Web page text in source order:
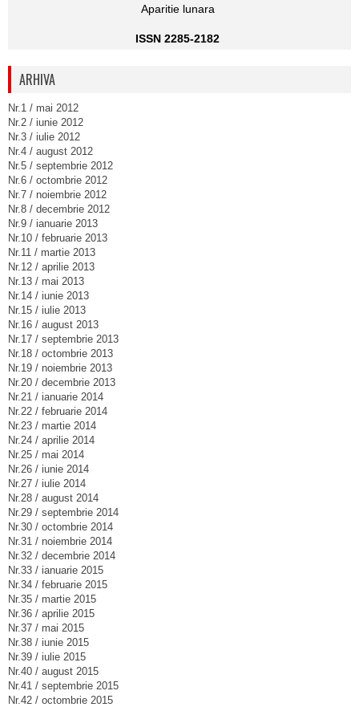
Aparitie lunara
ISSN 2285-2182
ARHIVA
Nr.1 / mai 2012
Nr.2 / iunie 2012
Nr.3 / iulie 2012
Nr.4 / august 2012
Nr.5 / septembrie 2012
Nr.6 / octombrie 2012
Nr.7 / noiembrie 2012
Nr.8 / decembrie 2012
Nr.9 / ianuarie 2013
Nr.10 / februarie 2013
Nr.11 / martie 2013
Nr.12 / aprilie 2013
Nr.13 / mai 2013
Nr.14 / iunie 2013
Nr.15 / iulie 2013
Nr.16 / august 2013
Nr.17 / septembrie 2013
Nr.18 / octombrie 2013
Nr.19 / noiembrie 2013
Nr.20 / decembrie 2013
Nr.21 / ianuarie 2014
Nr.22 / februarie 2014
Nr.23 / martie 2014
Nr.24 / aprilie 2014
Nr.25 / mai 2014
Nr.26 / iunie 2014
Nr.27 / iulie 2014
Nr.28 / august 2014
Nr.29 / septembrie 2014
Nr.30 / octombrie 2014
Nr.31 / noiembrie 2014
Nr.32 / decembrie 2014
Nr.33 / ianuarie 2015
Nr.34 / februarie 2015
Nr.35 / martie 2015
Nr.36 / aprilie 2015
Nr.37 / mai 2015
Nr.38 / iunie 2015
Nr.39 / iulie 2015
Nr.40 / august 2015
Nr.41 / septembrie 2015
Nr.42 / octombrie 2015